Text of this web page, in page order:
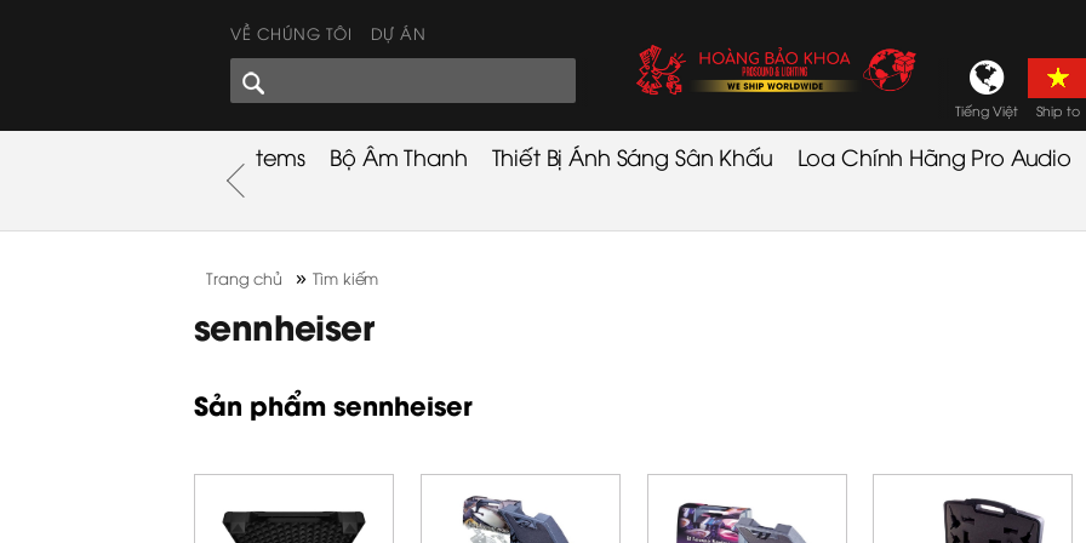
VỀ CHÚNG TÔI DỰ ÁN
GÓC CHIA SẺ Tiếng Việt Ship to
Used Items Bộ Âm Thanh Thiết Bị Ánh Sáng Sân Khấu Loa Chính Hãng Pro Audio
Trang chủ »Tìm kiếm
sennheiser
Sản phẩm sennheiser